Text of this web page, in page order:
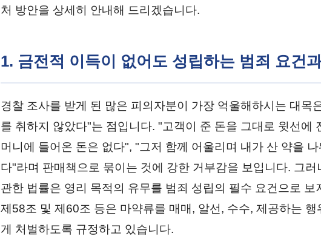
처 방안을 상세히 안내해 드리겠습니다.
1. 금전적 이득이 없어도 성립하는 범죄 요건
경찰 조사를 받게 된 많은 피의자분이 가장 억울해하시는 대목
를 취하지 않았다"는 점입니다. "고객이 준 돈을 그대로 윗선에
머니에 들어온 돈은 없다", "그저 함께 어울리며 내가 산 약을 나
다"라며 판매책으로 묶이는 것에 강한 거부감을 보입니다. 그러
관한 법률은 영리 목적의 유무를 범죄 성립의 필수 요건으로 보
제58조 및 제60조 등은 마약류를 매매, 알선, 수수, 제공하는 행
게 처벌하도록 규정하고 있습니다.